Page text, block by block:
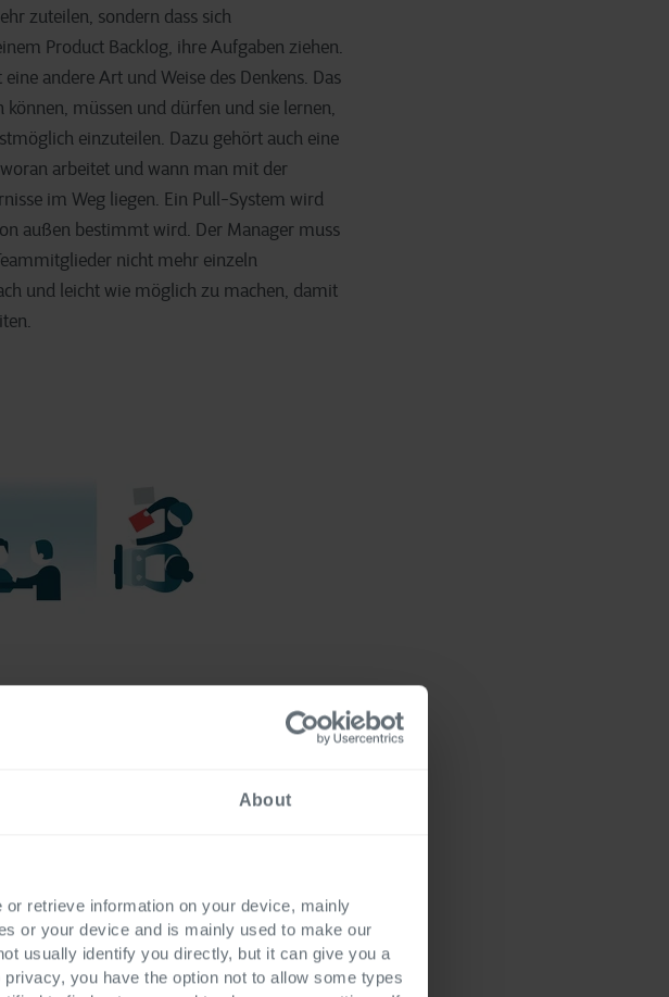
About
retrieve information on your device, mainly
or your device and is mainly used to make our
usually identify you directly, but it can give you a
you have the option not to allow some types
zuteilen, sondern dass sich
Product Backlog, ihre Aufgaben ziehen.
andere Art und Weise des Denkens. Das
müssen und dürfen und sie lernen,
einzuteilen. Dazu gehört auch eine
arbeitet und wann man mit der
im Weg liegen. Ein Pull-System wird
außen bestimmt wird. Der Manager muss
nicht mehr einzeln
und leicht wie möglich zu machen, damit
eine andere ist. Mehrmals wurde
Entwicklungspraktiken oder Ähnlichem.
Fragen beratend zur Seite stehen
Eine Beispielaufgabe für die
wichtiger Punkt in agilen Methoden ist das